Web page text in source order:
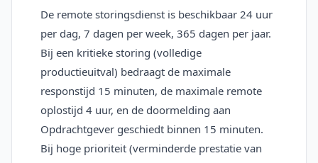
De remote storingsdienst is beschikbaar 24 uur
per dag, 7 dagen per week, 365 dagen per jaar.
Bij een kritieke storing (volledige
productieuitval) bedraagt de maximale
responstijd 15 minuten, de maximale remote
oplostijd 4 uur, en de doormelding aan
Opdrachtgever geschiedt binnen 15 minuten.
Bij hoge prioriteit (verminderde prestatie van